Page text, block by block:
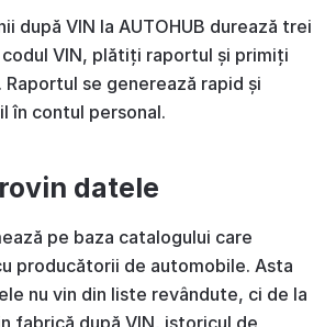
după VIN la AUTOHUB durează trei
VIN, plătiți raportul și primiți
Raportul se generează rapid și
în contul personal.
datele
pe baza catalogului care
producătorii de automobile. Asta
nu vin din liste revândute, ci de la
fabrică după VIN, istoricul de